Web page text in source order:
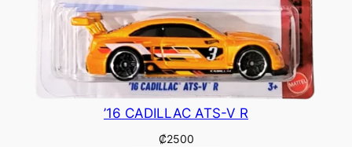
’16 CADILLAC ATS-V R
₡2500